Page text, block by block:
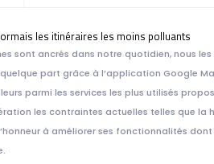
les itinéraires les moins polluants
sont ancrés dans notre quotidien, nous
part grâce à l’application Google
parmi les services les plus utilisés
les contraintes actuelles telles que la
à améliorer ses fonctionnalités